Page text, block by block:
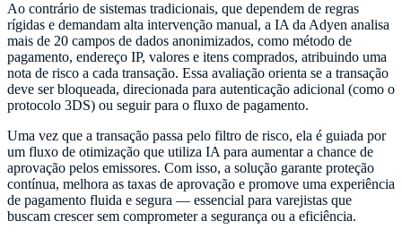
Ao contrário de sistemas tradicionais, que dependem de regras
rígidas e demandam alta intervenção manual, a IA da Adyen analisa
mais de 20 campos de dados anonimizados, como método de
pagamento, endereço IP, valores e itens comprados, atribuindo uma
nota de risco a cada transação. Essa avaliação orienta se a transação
deve ser bloqueada, direcionada para autenticação adicional (como o
protocolo 3DS) ou seguir para o fluxo de pagamento.
Uma vez que a transação passa pelo filtro de risco, ela é guiada por
um fluxo de otimização que utiliza IA para aumentar a chance de
aprovação pelos emissores. Com isso, a solução garante proteção
contínua, melhora as taxas de aprovação e promove uma experiência
de pagamento fluida e segura — essencial para varejistas que
buscam crescer sem comprometer a segurança ou a eficiência.